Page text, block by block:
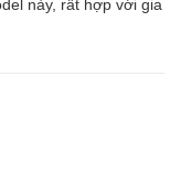
này, rất hợp với gia